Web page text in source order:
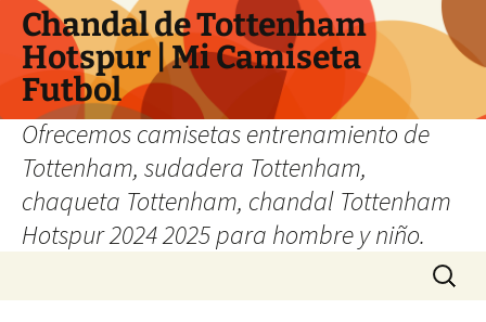
Chandal de Tottenham
Hotspur | Mi Camiseta
Futbol
Ofrecemos camisetas entrenamiento de
Tottenham, sudadera Tottenham,
chaqueta Tottenham, chandal Tottenham
Hotspur 2024 2025 para hombre y niño.
Buscar: